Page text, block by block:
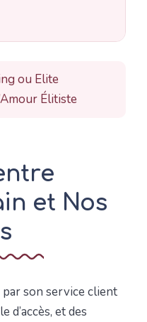
ou Elite
Élitiste
et Nos
son service client
d’accès, et des